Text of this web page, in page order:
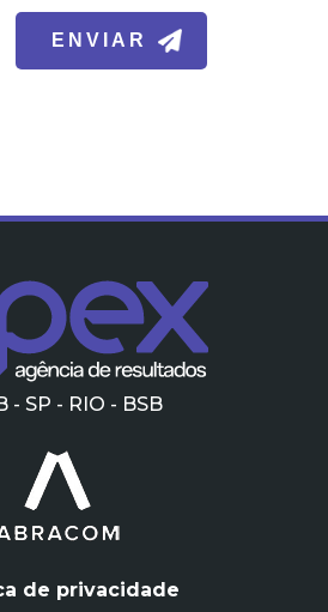
- SP - RIO - BSB
de privacidade